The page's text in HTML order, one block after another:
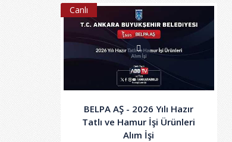
Canlı
BELPA AŞ - 2026 Yılı Hazır
Tatlı ve Hamur İşi Ürünleri
Alım İşi